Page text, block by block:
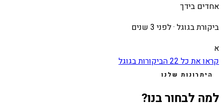
אחדים בידך
ביקורת בגוגל ·לפני 3 שנים
א
קראו את כל22הביקורות בגוגל
היתרונות שלנו
למה לבחור בנו?